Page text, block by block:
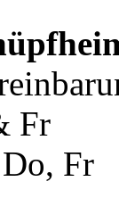
Fr
Fr